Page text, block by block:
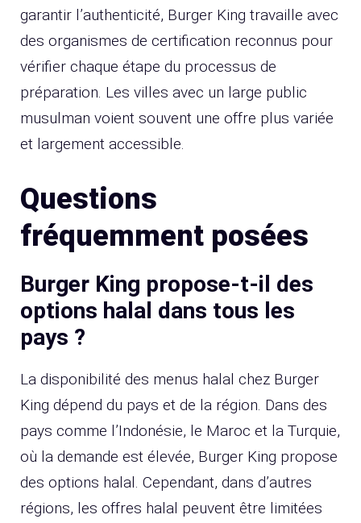
garantir l’authenticité, Burger King travaille avec
des organismes de certification reconnus pour
vérifier chaque étape du processus de
préparation. Les villes avec un large public
musulman voient souvent une offre plus variée
et largement accessible.
Questions
fréquemment posées
Burger King propose-t-il des
options halal dans tous les
pays ?
La disponibilité des menus halal chez Burger
King dépend du pays et de la région. Dans des
pays comme l’Indonésie, le Maroc et la Turquie,
où la demande est élevée, Burger King propose
des options halal. Cependant, dans d’autres
régions, les offres halal peuvent être limitées